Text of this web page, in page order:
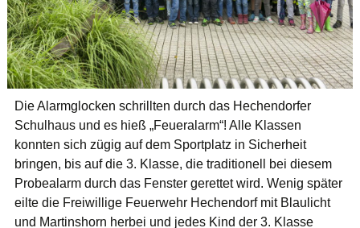
Die Alarmglocken schrillten durch das Hechendorfer
Schulhaus und es hieß „Feueralarm“! Alle Klassen
konnten sich zügig auf dem Sportplatz in Sicherheit
bringen, bis auf die 3. Klasse, die traditionell bei diesem
Probealarm durch das Fenster gerettet wird. Wenig später
eilte die Freiwillige Feuerwehr Hechendorf mit Blaulicht
und Martinshorn herbei und jedes Kind der 3. Klasse